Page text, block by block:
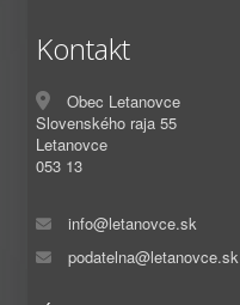
Kontakt
Obec Letanovce
Slovenského raja 55
Letanovce
053 13
info@letanovce.sk
podatelna@letanovce.sk